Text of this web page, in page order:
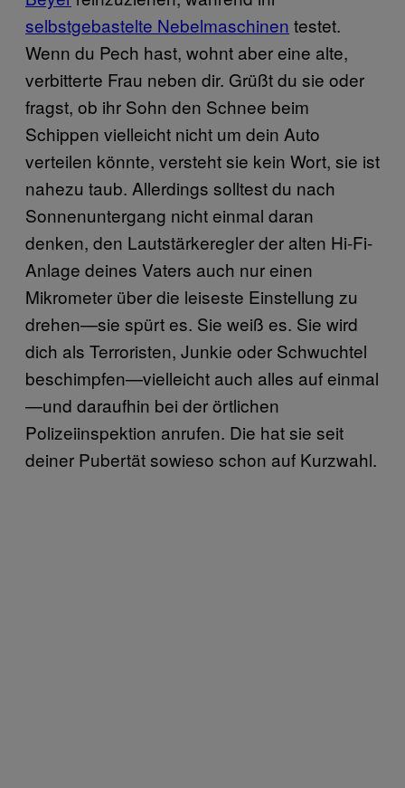
selbstgebastelte Nebelmaschinen testet.
Wenn du Pech hast, wohnt aber eine alte,
verbitterte Frau neben dir. Grüßt du sie oder
fragst, ob ihr Sohn den Schnee beim
Schippen vielleicht nicht um dein Auto
verteilen könnte, versteht sie kein Wort, sie ist
nahezu taub. Allerdings solltest du nach
Sonnenuntergang nicht einmal daran
denken, den Lautstärkeregler der alten Hi-Fi-
Anlage deines Vaters auch nur einen
Mikrometer über die leiseste Einstellung zu
drehen—sie spürt es. Sie weiß es. Sie wird
dich als Terroristen, Junkie oder Schwuchtel
beschimpfen—vielleicht auch alles auf einmal
—und daraufhin bei der örtlichen
Polizeiinspektion anrufen. Die hat sie seit
deiner Pubertät sowieso schon auf Kurzwahl.